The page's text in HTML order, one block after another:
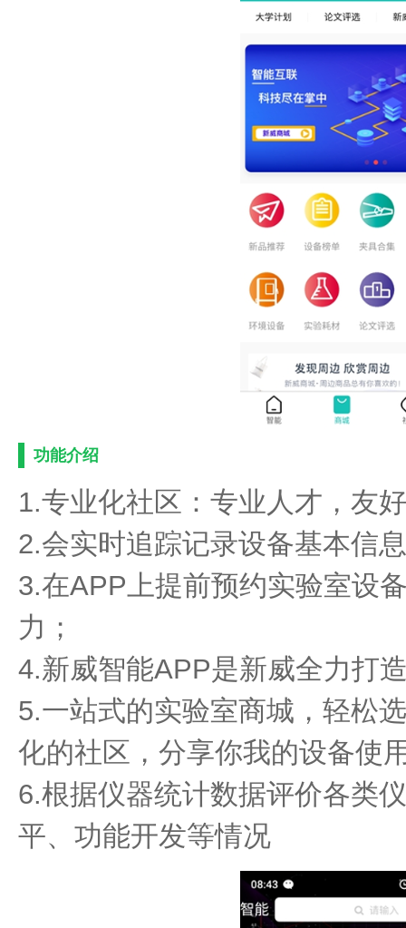
功能介绍
1.专业化社区：专业人才，友
2.会实时追踪记录设备基本信
3.在APP上提前预约实验室设
力；
4.新威智能APP是新威全力打
5.一站式的实验室商城，轻松
化的社区，分享你我的设备使
6.根据仪器统计数据评价各类
平、功能开发等情况